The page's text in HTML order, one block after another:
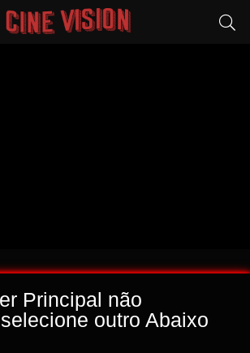
Principal não
outro Abaixo